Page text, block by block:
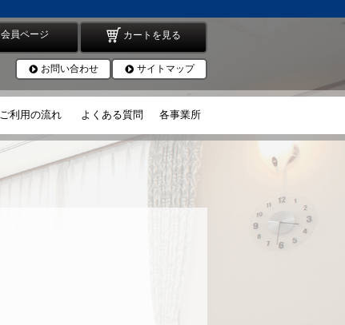
会員ページ カートを見る
お問い合わせ サイトマップ
ご利用の流れ よくある質問 各事業所